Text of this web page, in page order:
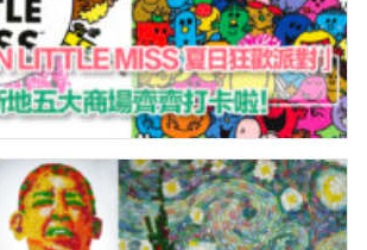
MISS 夏日狂歡派對」 – 玩轉新地五大商場